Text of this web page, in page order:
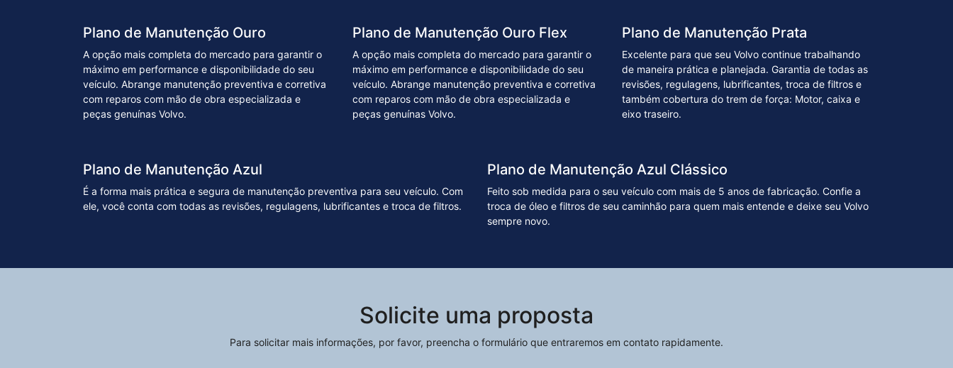
Plano de Manutenção Ouro
A opção mais completa do mercado para garantir o
máximo em performance e disponibilidade do seu
veículo. Abrange manutenção preventiva e corretiva
com reparos com mão de obra especializada e
peças genuínas Volvo.
Plano de Manutenção Ouro Flex
A opção mais completa do mercado para garantir o
máximo em performance e disponibilidade do seu
veículo. Abrange manutenção preventiva e corretiva
com reparos com mão de obra especializada e
peças genuínas Volvo.
Plano de Manutenção Prata
Excelente para que seu Volvo continue trabalhando
de maneira prática e planejada. Garantia de todas as
revisões, regulagens, lubrificantes, troca de filtros e
também cobertura do trem de força: Motor, caixa e
eixo traseiro.
Plano de Manutenção Azul
É a forma mais prática e segura de manutenção preventiva para seu veículo. Com
ele, você conta com todas as revisões, regulagens, lubrificantes e troca de filtros.
Plano de Manutenção Azul Clássico
Feito sob medida para o seu veículo com mais de 5 anos de fabricação. Confie a
troca de óleo e filtros de seu caminhão para quem mais entende e deixe seu Volvo
sempre novo.
Solicite uma proposta
Para solicitar mais informações, por favor, preencha o formulário que entraremos em contato rapidamente.